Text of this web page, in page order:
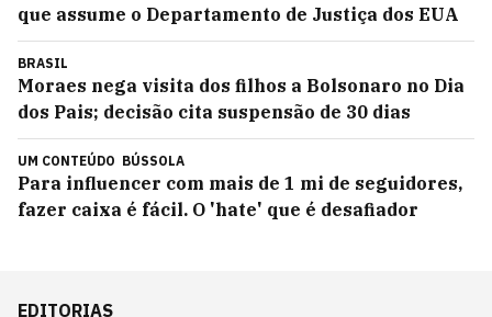
que assume o Departamento de Justiça dos EUA
BRASIL
Moraes nega visita dos filhos a Bolsonaro no Dia
dos Pais; decisão cita suspensão de 30 dias
UM CONTEÚDO BÚSSOLA
Para influencer com mais de 1 mi de seguidores,
fazer caixa é fácil. O 'hate' que é desafiador
EDITORIAS